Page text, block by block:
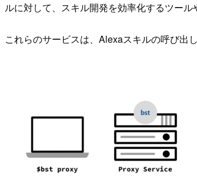
ルに対して、スキル開発を効率化するツール
これらのサービスは、Alexaスキルの呼び出